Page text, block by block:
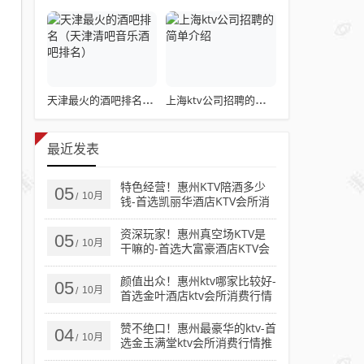
天津最火的酒吧排名（天津清吧音乐酒吧排名） 上海ktv公司招聘的简单介绍
最近发表
05/ 10月
特色经营！惠州KTV陪酒多少
钱-首选凯丽华酒店KTV会所消
费行情推荐
05/ 10月
资深玩家！惠州真空场KTV是
干嘛的-首选大富豪酒店KTV会
所消费行情推荐
05/ 10月
颜值出众！惠州ktv哪家比较好-
首选金叶酒店ktv会所消费行情
推荐
04/ 10月
赞不绝口！惠州最豪华的ktv-首
选金玉满堂ktv会所消费行情推
荐